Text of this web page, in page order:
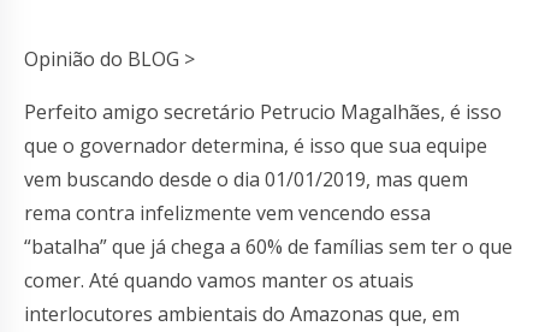
Opinião do BLOG >
Perfeito amigo secretário Petrucio Magalhães, é isso
que o governador determina, é isso que sua equipe
vem buscando desde o dia 01/01/2019, mas quem
rema contra infelizmente vem vencendo essa
“batalha” que já chega a 60% de famílias sem ter o que
comer. Até quando vamos manter os atuais
interlocutores ambientais do Amazonas que, em